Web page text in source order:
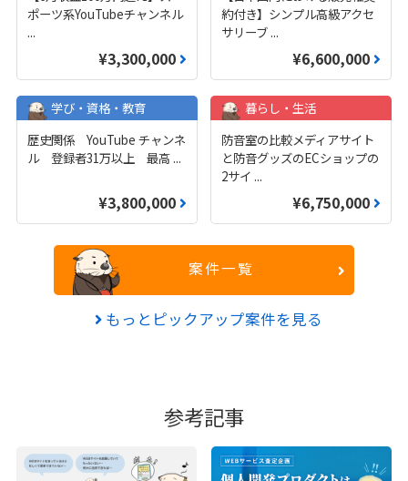
ポーツ系YouTubeチャンネル
...
¥3,300,000
約付き】シンプル高級アクセ
サリーブ ...
¥6,600,000
学び・資格・教育
歴史関係 YouTube チャンネ
ル 登録者31万以上 最高 ...
¥3,800,000
暮らし・生活
防音室の比較メディアサイト
と防音グッズのECショップの
2サイ ...
¥6,750,000
案件一覧
もっとピックアップ案件を見る
参考記事